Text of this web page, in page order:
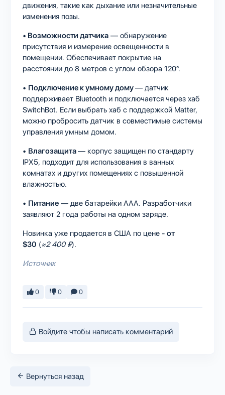
движения, такие как дыхание или незначительные
изменения позы.
• Возможности датчика — обнаружение
присутствия и измерение освещенности в
помещении. Обеспечивает покрытие на
расстоянии до 8 метров с углом обзора 120°.
• Подключение к умному дому— датчик
поддерживает Bluetooth и подключается через хаб
SwitchBot. Если выбрать хаб с поддержкой Matter,
можно пробросить датчик в совместимые системы
управления умным домом.
• Влагозащита— корпус защищен по стандарту
IPX5, подходит для использования в ванных
комнатах и ​​других помещениях с повышенной
влажностью.
• Питание — две батарейки ААА. Разработчики
заявляют 2 года работы на одном заряде.
Новинка уже продается в США по цене - от
$30 (≈2 400 ₽).
Источник
0 0 0
Войдите чтобы написать комментарий
Вернуться назад